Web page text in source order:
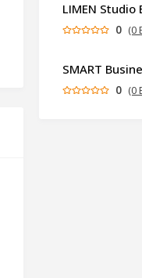
LIMEN Studio
0 (0
0 (0